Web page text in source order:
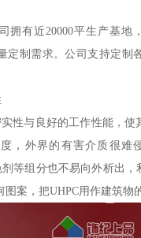
拥有近20000平生产基地
定制需求。公司支持定制
性与良好的工作性能，使
，外界的有害介质很难
剂等组分也不易向外析出
案，把UHPC用作建筑物